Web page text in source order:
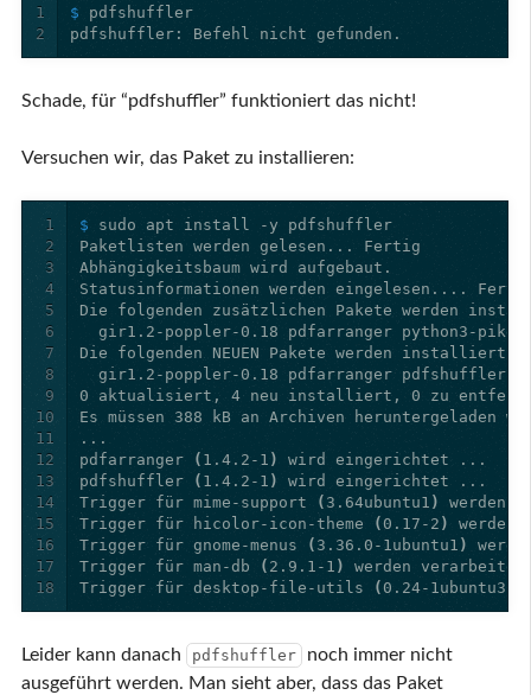
1
2
$
Schade, für “pdfshuffler” funktioniert das nicht!
Versuchen wir, das Paket zu installieren:
1
2
3
4
5
6
7
8
9
10
11
12
13
14
15
16
17
18
$
pdfarranger
( 1.4.2-1 )
pdfshuffler
( 1.4.2-1 )
Trigger für mime-support
( 3.64ubuntu1 )
Trigger für hicolor-icon-theme
(0.17-2 )
Trigger für gnome-menus
( 3.36.0-1ubuntu1 )
Trigger für man-db
( 2.9.1-1 )
Trigger für desktop-file-utils
( 0.24-1ubuntu3
Leider kann danach pdfshuffler
noch immer nicht
ausgeführt werden. Man sieht aber, dass das Paket